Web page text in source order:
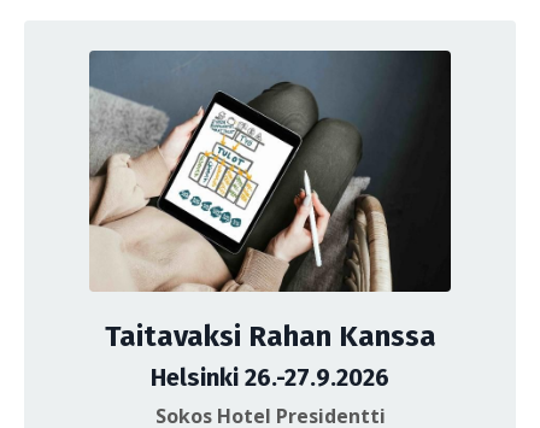
Taitavaksi Rahan Kanssa
Helsinki 26.-27.9.2026
Sokos Hotel Presidentti